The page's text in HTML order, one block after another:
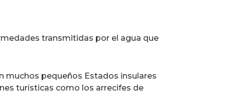
transmitidas por el agua que
pequeños Estados insulares
turísticas como los arrecifes de